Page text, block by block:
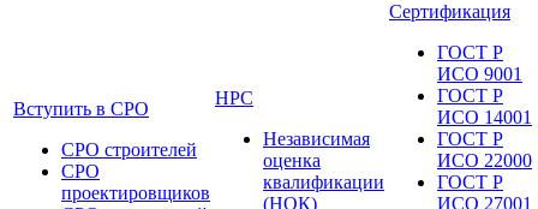
Вступить в СРО
СРО строителей
СРО
проектировщиков
НРС
Независимая
оценка
квалификации
(НОК)
Сертификация
ГОСТ Р
ИСО 9001
ГОСТ Р
ИСО 14001
ГОСТ Р
ИСО 22000
ГОСТ Р
ИСО 27001